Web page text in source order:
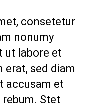
consetetur
nonumy
ut labore et
erat, sed diam
accusam et
Stet